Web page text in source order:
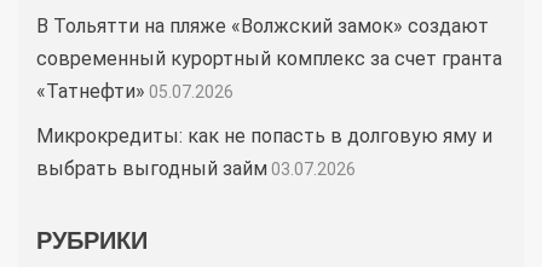
В Тольятти на пляже «Волжский замок» создают
современный курортный комплекс за счет гранта
«Татнефти» 05.07.2026
Микрокредиты: как не попасть в долговую яму и
выбрать выгодный займ 03.07.2026
РУБРИКИ